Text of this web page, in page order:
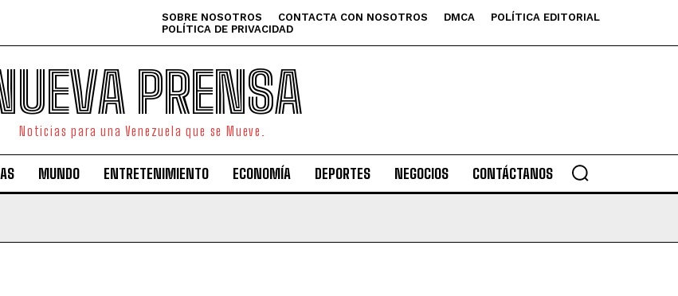
SOBRE NOSOTROS CONTACTA CON NOSOTROS DMCA
POLÍTICA EDITORIAL
POLÍTICA DE PRIVACIDAD
PRENSA
Noticias para una Venezuela que se Mueve.
MUNDO ENTRETENIMIENTO ECONOMÍA DEPORTES NEGOCIOS CONTÁCTANOS